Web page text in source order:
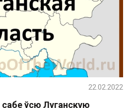
ўсю Луганскую
22.02.2022